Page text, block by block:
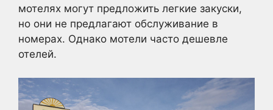
мотелях могут предложить легкие закуски,
но они не предлагают обслуживание в
номерах. Однако мотели часто дешевле
отелей.